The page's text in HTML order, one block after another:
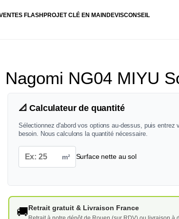
FLASH PROJET CLÉ EN MAIN DEVISCONSEIL
Nagomi NG04 MIYU
📐 Calculateur de quantité
Sélectionnez d'abord vos options au-dessus, puis entrez
besoin. Nous calculons la quantité nécessaire.
m² Surface nette au sol
🚚Retrait gratuit & Livraison France